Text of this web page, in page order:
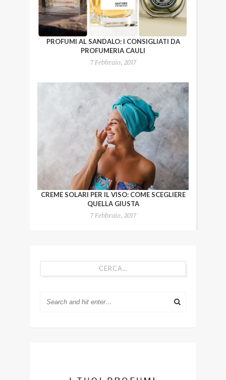
PROFUMI AL SANDALO: I CONSIGLIATI DA
PROFUMERIA CAULI
7 Febbraio, 2017
CREME SOLARI PER IL VISO: COME SCEGLIERE
QUELLA GIUSTA
7 Febbraio, 2017
CERCA…